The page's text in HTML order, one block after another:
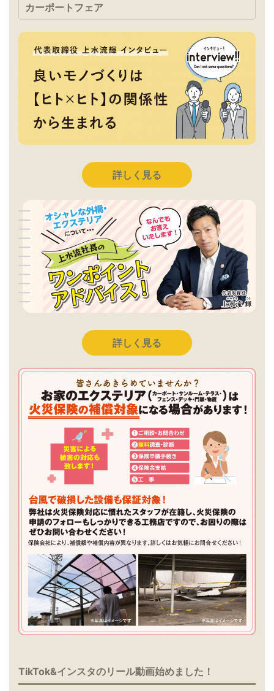
カーポートフェア
詳しく見る
詳しく見る
TikTok&インスタのリール動画始めました！